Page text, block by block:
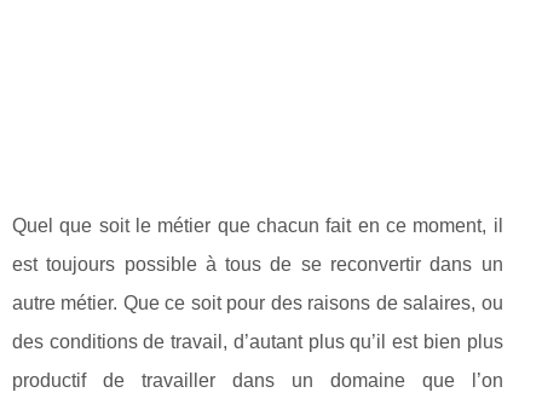
Quel que soit le métier que chacun fait en ce moment, il
est toujours possible à tous de se reconvertir dans un
autre métier. Que ce soit pour des raisons de salaires, ou
des conditions de travail, d’autant plus qu’il est bien plus
productif de travailler dans un domaine que l’on